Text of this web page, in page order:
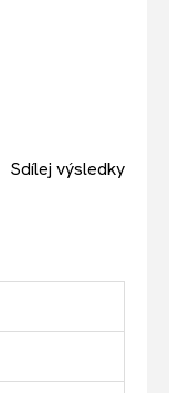
Sdílej výsledky